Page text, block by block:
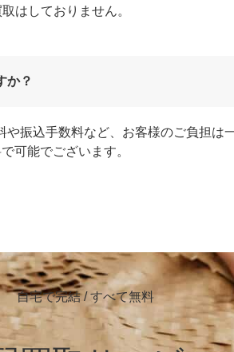
はしておりません。
か？
振込手数料など、お客様のご負担は
可能でございます。
自宅で完結 / すべて無料